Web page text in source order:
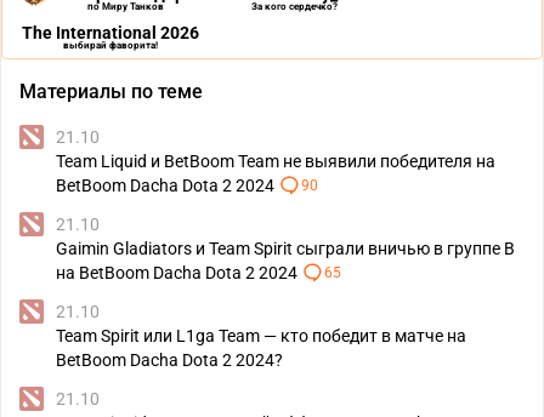
по Миру Танков За кого сердечко?
The International 2026
выбирай фаворита!
Материалы по теме
21.10
Team Liquid и BetBoom Team не выявили победителя на
BetBoom Dacha Dota 2 2024
90
21.10
Gaimin Gladiators и Team Spirit сыграли вничью в группе В
на BetBoom Dacha Dota 2 2024
65
21.10
Team Spirit или L1ga Team — кто победит в матче на
BetBoom Dacha Dota 2 2024?
21.10